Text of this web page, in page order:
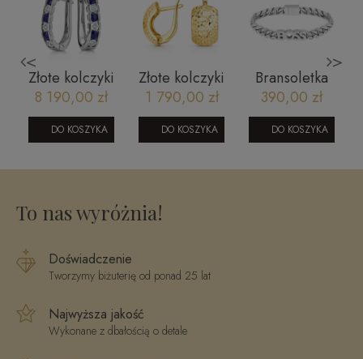
<
Złote kolczyki
z brylantami i
szafirami
JE5544SAPW
8 190,00 zł
DO KOSZYKA
Złote kolczyki
585
angielskie
13mm
1 790,00 zł
DO KOSZYKA
Bransoletka
BOSS
1580513M
390,00 zł
DO KOSZYKA
>
To nas wyróżnia!
Doświadczenie
Tworzymy biżuterię od ponad 25 lat
Najwyższa jakość
Wykonane z dbałością o detale